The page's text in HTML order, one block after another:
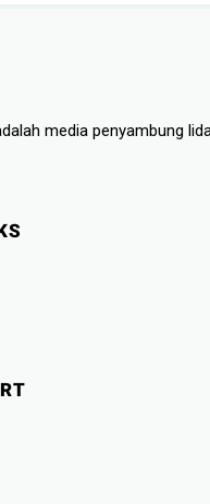
media penyambung